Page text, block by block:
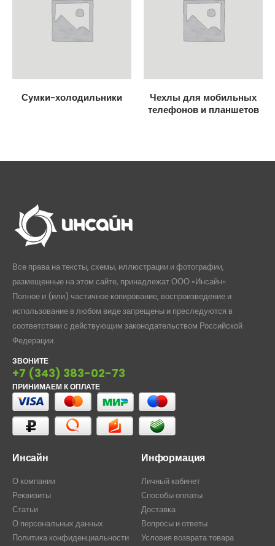
Сумки-холодильники
Чехлы для мобильных
телефонов и планшетов
Все права на тексты, схемы, иллюстрации и фотографии,
размещенные на этом сайте, принадлежат ООО «Инсайн».
Полное и (или) частичное копирование, воспроизведение и
использование в любом виде запрещены и преследуются в
соответствии с действующим законодательством Российской
Федерации.
ЗВОНИТЕ
+7 (343) 383-02-73
ПРИНИМАЕМ К ОПЛАТЕ
Инсайн
О компании
Реквизиты
Статьи
О персональных данных
Политика конфиденциальности
Информация
Личный кабинет
Способы оплаты
Доставка
Вопросы и ответы
Условия возврата товара